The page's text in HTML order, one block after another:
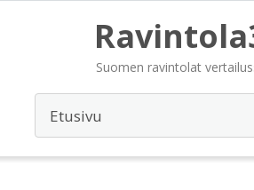
Suomen ravintolat